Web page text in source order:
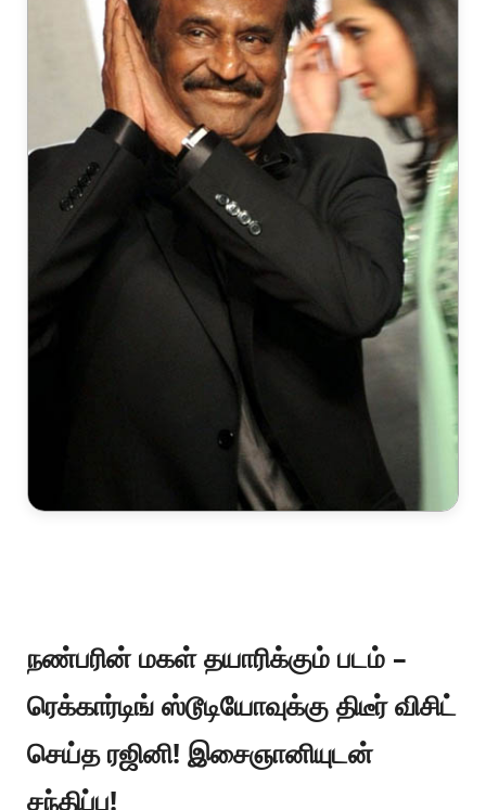
நண்பரின் மகள் தயாரிக்கும் படம் –
ரெக்கார்டிங் ஸ்டூடியோவுக்கு திடீர் விசிட்
செய்த ரஜினி! இசைஞானியுடன்
சந்திப்பு!